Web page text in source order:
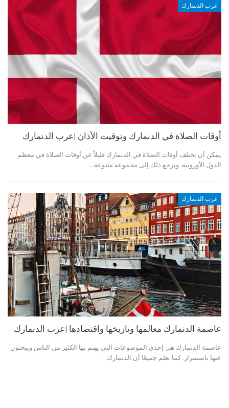
عرب الدنمارك
أوقات الصلاة في الدنمارك وتوقيت الأذان |عرب الدنمارك
يمكن أن تختلف أوقات الصلاة في الدنمارك قليلاً عن أوقات الصلاة في معظم
الدول الأوروبية. ويرجع ذلك إلى مجموعة متنوعة…
عرب الدنمارك
عاصمة الدنمارك معالمها وتاريخها واقتصادها |عرب الدنمارك
عاصمة الدنمارك هي إحدى الموضوعات التي يهتم بها الكثير من الناس ويبحثون
عنها باستمرار. كما نعلم جميعًا أن الدنمارك…